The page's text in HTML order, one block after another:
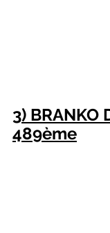
3) BRANKO
489ème